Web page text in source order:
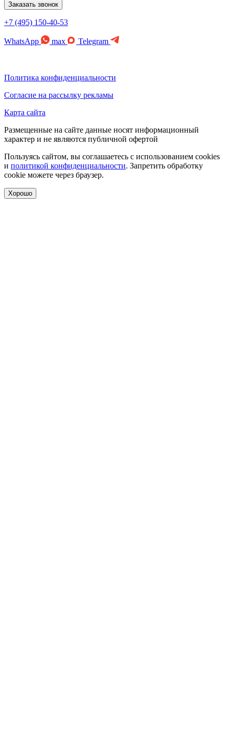
Заказать звонок
+7 (495) 150-40-53
WhatsApp max Telegram
Политика конфиденциальности
Согласие на рассылку рекламы
Карта сайта
Размещенные на сайте данные носят информационный
характер и не являются публичной офертой
Пользуясь сайтом, вы соглашаетесь с использованием cookies
и политикой конфиденциальности. Запретить обработку
cookie можете через браузер.
Хорошо